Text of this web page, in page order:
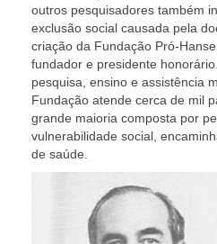
outros pesquisadores também
exclusão social causada pela
criação da Fundação Pró-
fundador e presidente
pesquisa, ensino e assistência
Fundação atende cerca de mil
grande maioria composta por
vulnerabilidade social,
de saúde.